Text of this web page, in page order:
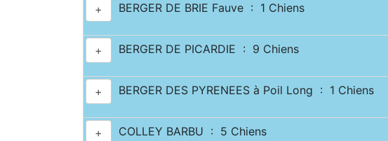
+ BERGER DE BRIE Fauve : 1 Chiens
+ BERGER DE PICARDIE : 9 Chiens
+ BERGER DES PYRENEES à Poil Long : 1 Chiens
+ COLLEY BARBU : 5 Chiens